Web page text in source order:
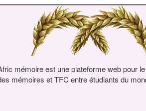
mémoire est une plateforme web pour
mémoires et TFC entre étudiants du